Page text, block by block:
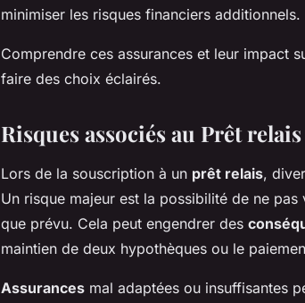
minimiser les risques financiers additionnels.
Comprendre ces assurances et leur impact
faire des choix éclairés.
Risques associés au Prêt
Lors de la souscription à un prêt relais,
Un risque majeur est la possibilité de ne
que prévu. Cela peut engendrer des
maintien de deux hypothèques ou le
Assurances mal adaptées ou insuffisantes